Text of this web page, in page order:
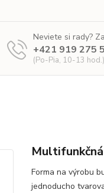
Neviete si rady?
+421 919 275
(Po-Pia, 10-13 hod.)
Forma na výrobu
jednoducho